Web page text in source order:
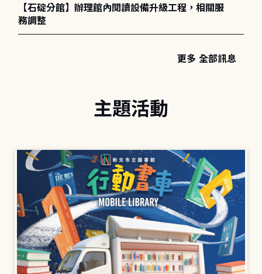
【石碇分館】辦理館內閱讀設備升級工程，相關服
務調整
更多 全部訊息
主題活動